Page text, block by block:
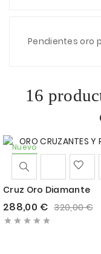
Pendientes oro
16
Nuevo
Cruz Oro Diamante
288,00 € 320,00 €
    